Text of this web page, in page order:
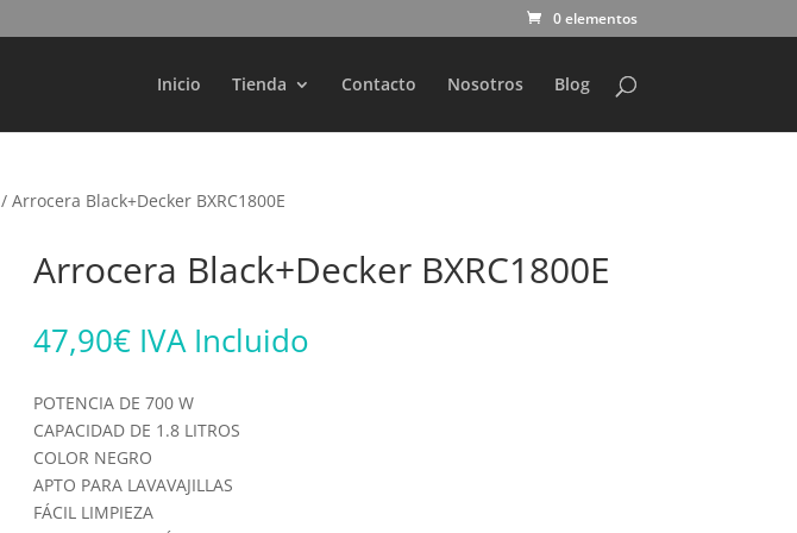
0 elementos
Inicio Tienda Contacto Nosotros Blog
Búsqueda
productos
/ Arrocera Black+Decker BXRC1800E
Arrocera Black+Decker BXRC1800E
47,90€ IVA Incluido
POTENCIA DE 700 W
CAPACIDAD DE 1.8 LITROS
COLOR NEGRO
APTO PARA LAVAVAJILLAS
FÁCIL LIMPIEZA